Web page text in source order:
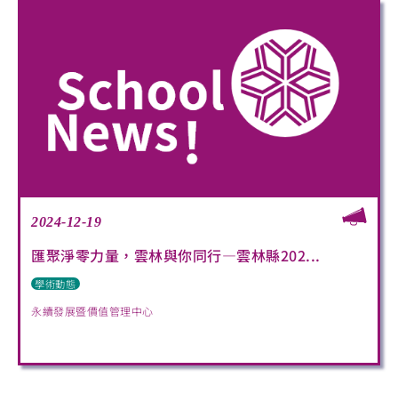
2024-12-19
匯聚淨零力量，雲林與你同行—雲林縣202...
學術動態
永續發展暨價值管理中心